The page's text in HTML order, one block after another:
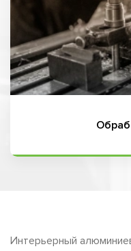
Интерьерный